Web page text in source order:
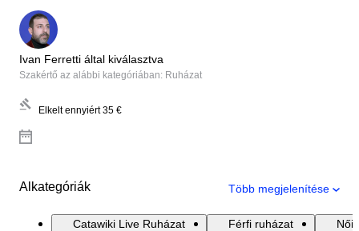
Ivan Ferretti által kiválasztva
Szakértő az alábbi kategóriában: Ruházat
Elkelt ennyiért 35 €
Alkategóriák Több megjelenítése
Catawiki Live Ruházat Férfi ruházat Női